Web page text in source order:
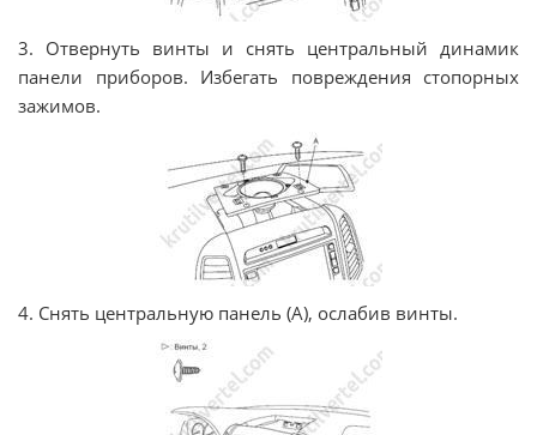
3. Отвернуть винты и снять центральный динамик
панели приборов. Избегать повреждения стопорных
зажимов.
4. Снять центральную панель (А), ослабив винты.